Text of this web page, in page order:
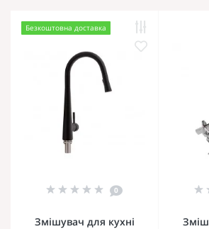
Безкоштовна доставка
0
Змішувач для кухні